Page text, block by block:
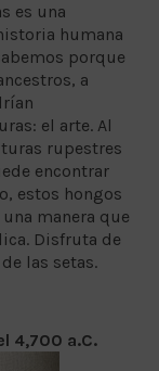
es una
humana
porque
a
el arte. Al
rupestres
encontrar
estos hongos
manera que
Disfruta de
las setas.
4,700 a.C.